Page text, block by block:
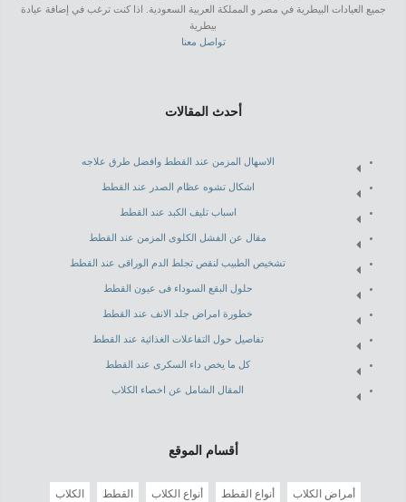
جميع العيادات البيطرية في مصر و المملكة العربية السعودية. اذا كنت ترغب في إضافة عيادة
بيطرية
تواصل معنا
أحدث المقالات
الاسهال المزمن عند القطط وافضل طرق علاجه
اشكال تشوه عظام الصدر عند القطط
اسباب تليف الكبد عند القطط
مقال عن الفشل الكلوى المزمن عند القطط
تشخيص الطبيب لنقص تجلط الدم الوراقى عند القطط
حلول البقع السوداء فى عيون القطط
خطورة امراض جلد الانف عند القطط
تفاصيل حول التفاعلات الغذائية عند القطط
كل ما يخص داء السكرى عند القطط
المقال الشامل عن اخصاء الكلاب
أقسام الموقع
أمراض الكلاب أنواع القطط أنواع الكلاب القطط الكلاب